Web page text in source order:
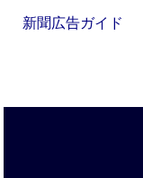
新聞広告ガイド